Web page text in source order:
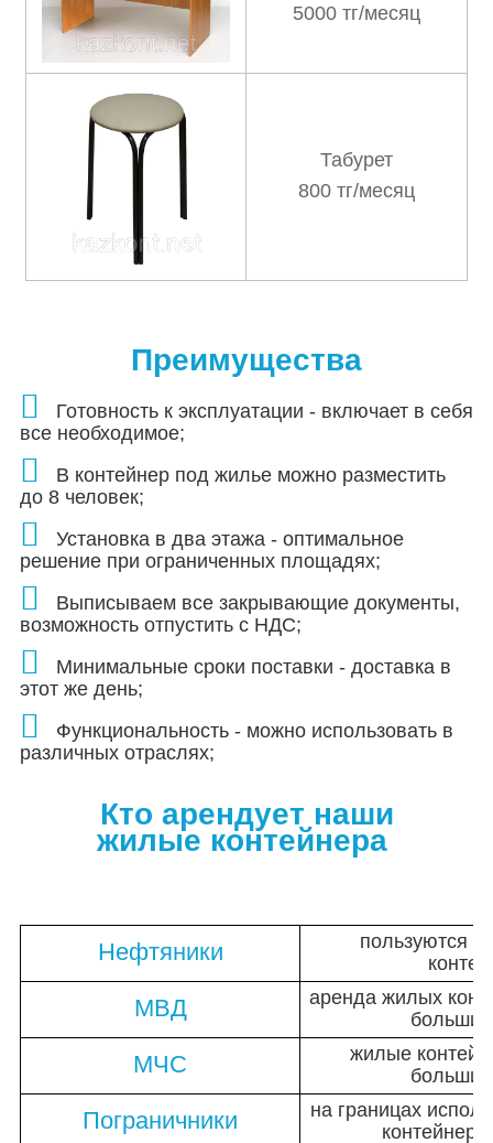
5000 тг/месяц
Табурет
800 тг/месяц
Преимущества
Готовность к эксплуатации - включает в себя
все необходимое;
В контейнер под жилье можно разместить
до 8 человек;
Установка в два этажа - оптимальное
решение при ограниченных площадях;
Выписываем все закрывающие документы,
возможность отпустить с НДС;
Минимальные сроки поставки - доставка в
этот же день;
Функциональность - можно использовать в
различных отраслях;
Кто арендует наши
жилые контейнера
Нефтяники
пользуются
МВД
аренда жилых
МЧС
жилые
Пограничники
на границах